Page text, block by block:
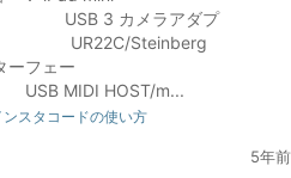
3 カメラアダプ
Steinberg
ーフェー
HOST/m...
ンスタコードの使い方
5年前